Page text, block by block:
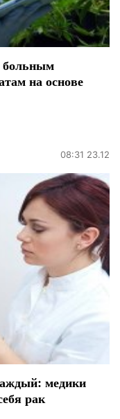
больным
на основе
08:31 23.12
медики
рак